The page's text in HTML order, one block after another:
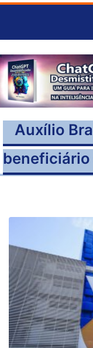
Auxílio
beneficiário